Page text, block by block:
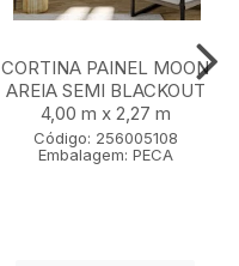
CORTINA PAINEL MOON
AREIA SEMI BLACKOUT
4,00 m x 2,27 m
Código: 256005108
Embalagem: PECA